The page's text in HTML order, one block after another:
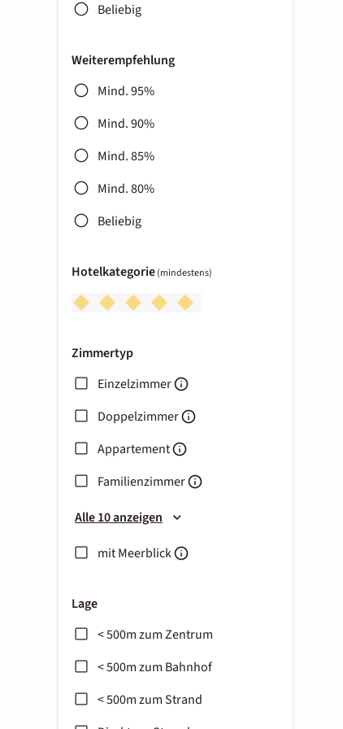
Beliebig
Weiterempfehlung
Mind. 95%
Mind. 90%
Mind. 85%
Mind. 80%
Beliebig
Hotelkategorie(mindestens)
Zimmertyp
Einzelzimmer
Doppelzimmer
Appartement
Familienzimmer
Alle 10 anzeigen
mit Meerblick
Lage
< 500m zum Zentrum
< 500m zum Bahnhof
< 500m zum Strand